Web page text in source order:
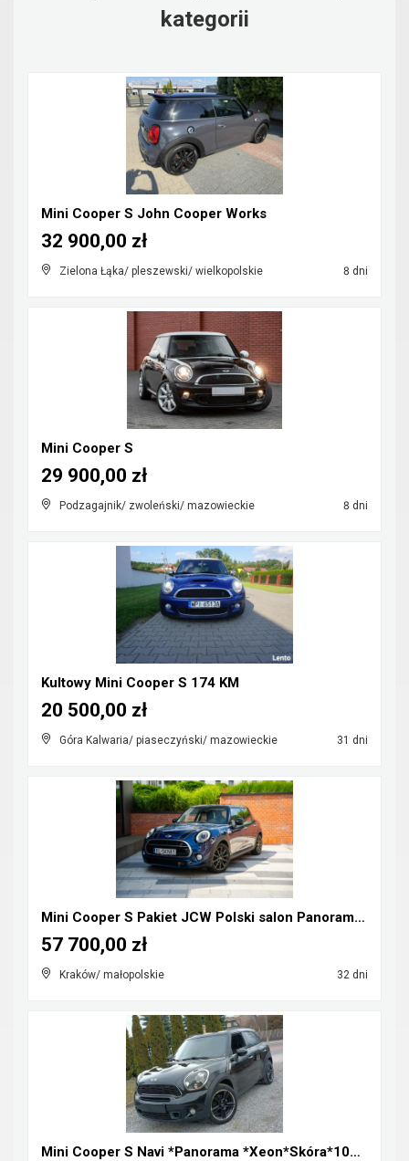
kategorii
Mini Cooper S John Cooper Works
Zielona Łąka/ pleszewski/ wielkopolskie 8 dni
32 900,00 zł
Mini Cooper S
Podzagajnik/ zwoleński/ mazowieckie 8 dni
29 900,00 zł
Kultowy Mini Cooper S 174 KM
Góra Kalwaria/ piaseczyński/ mazowieckie 31 dni
20 500,00 zł
Mini Cooper S Pakiet JCW Polski salon Panorama Hea...
Kraków/ małopolskie 32 dni
57 700,00 zł
Mini Cooper S Navi *Panorama *Xeon*Skóra*100%Orygi...